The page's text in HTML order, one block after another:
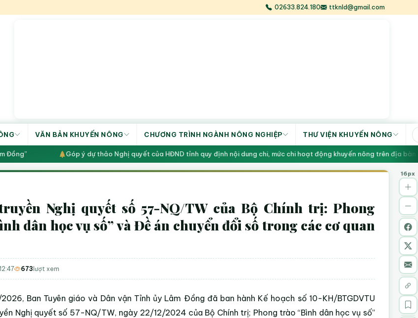
02633.824.180 ttknld@gmail.com
VĂN BẢN KHUYẾN NÔNG CHƯƠNG TRÌNH NGÀNH NÔNG NGHIỆP THƯ VIỆN KHUYẾN NÔNG
Góp ý dự thảo Nghị quyết của HĐND tỉnh quy định nội dung chi, mức chi hoạt động khuyến nông trên địa bàn
16px
Nghị quyết số 57-NQ/TW của Bộ Chính trị: Phong
dân học vụ số” và Đề án chuyển đổi số trong các cơ quan
673 lượt xem
Ban Tuyên giáo và Dân vận Tỉnh ủy Lâm Đồng đã ban hành Kế hoạch số 10-KH/BTGDVTU
Nghị quyết số 57-NQ/TW, ngày 22/12/2024 của Bộ Chính trị; Phong trào “Bình dân học vụ số”